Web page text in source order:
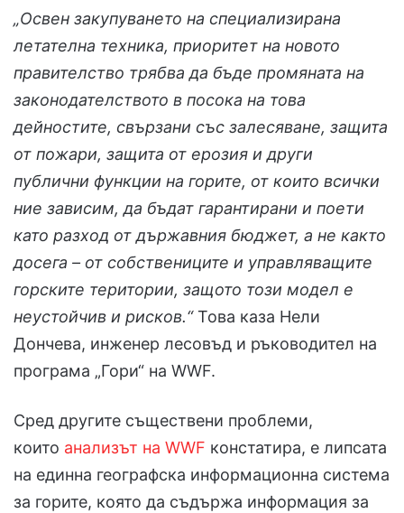
„Освен закупуването на специализирана
летателна техника, приоритет на новото
правителство трябва да бъде промяната на
законодателството в посока на това
дейностите, свързани със залесяване, защита
от пожари, защита от ерозия и други
публични функции на горите, от които всички
ние зависим, да бъдат гарантирани и поети
като разход от държавния бюджет, а не както
досега – от собствениците и управляващите
горските територии, защото този модел е
неустойчив и рисков.“Това каза Нели
Дончева, инженер лесовъд и ръководител на
програма „Гори“ на WWF.
Сред другите съществени проблеми,
които анализът на WWF констатира, е липсата
на единна географска информационна система
за горите, която да съдържа информация за